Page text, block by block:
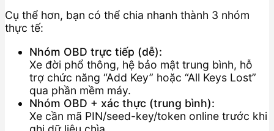
Cụ thể hơn, bạn có thể chia nhanh thành 3 nhóm
thực tế:
Nhóm OBD trực tiếp (dễ):
Xe đời phổ thông, hệ bảo mật trung bình, hỗ
trợ chức năng “Add Key” hoặc “All Keys Lost”
qua phần mềm máy.
Nhóm OBD + xác thực (trung bình):
Xe cần mã PIN/seed-key/token online trước khi